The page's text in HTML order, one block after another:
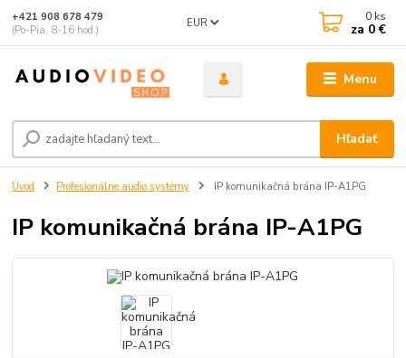
Menu
EUR
Hľadať
+421 908 678 479
(Po-Pia, 8-16 hod.)
0 ks
za 0 €
Úvod Profesionálne audio systémy IP komunikačná brána IP-A1PG
IP komunikačná brána IP-A1PG